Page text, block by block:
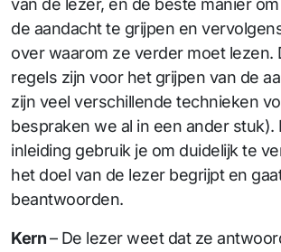
van de lezer, en de beste manier
de aandacht te grijpen en
over waarom ze verder moet lezen.
regels zijn voor het grijpen van de
zijn veel verschillende technieken
bespraken we al in een ander stuk).
inleiding gebruik je om duidelijk te
het doel van de lezer begrijpt en
beantwoorden.
Kern– De lezer weet dat ze